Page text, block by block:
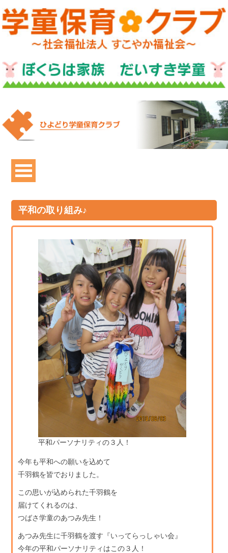
平和の取り組み♪
平和パーソナリティの３人！
今年も平和への願いを込めて
千羽鶴を皆でおりました。
この思いが込められた千羽鶴を
届けてくれるのは、
つばさ学童のあつみ先生！
あつみ先生に千羽鶴を渡す『いってらっしゃい会』
今年の平和パーソナリティはこの３人！